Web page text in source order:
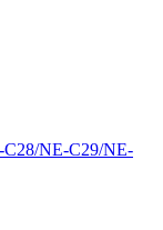
NE-C29/NE-